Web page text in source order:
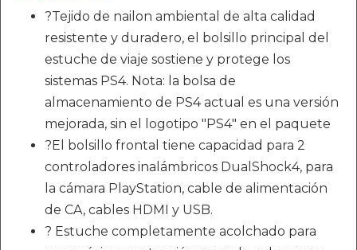
?Tejido de nailon ambiental de alta calidad
resistente y duradero, el bolsillo principal del
estuche de viaje sostiene y protege los
sistemas PS4. Nota: la bolsa de
almacenamiento de PS4 actual es una versión
mejorada, sin el logotipo "PS4" en el paquete
?El bolsillo frontal tiene capacidad para 2
controladores inalámbricos DualShock4, para
la cámara PlayStation, cable de alimentación
de CA, cables HDMI y USB.
? Estuche completamente acolchado para